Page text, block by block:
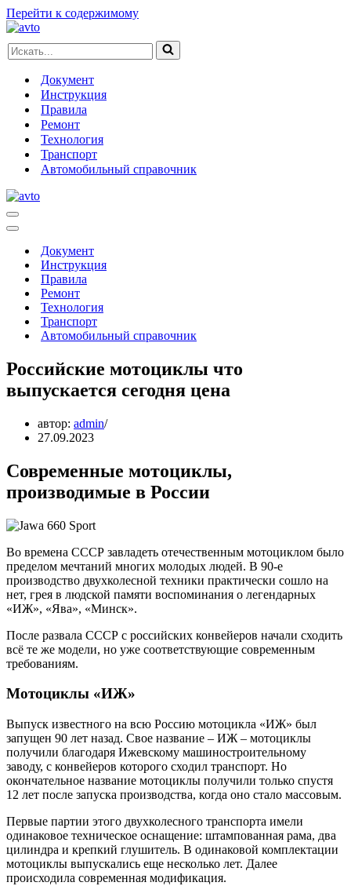
Перейти к содержимому
Искать...
Документ
Инструкция
Правила
Ремонт
Технология
Транспорт
Автомобильный справочник
Меню
навигации
Меню
навигацииДокумент
Инструкция
Правила
Ремонт
Технология
Транспорт
Автомобильный справочник
Российские мотоциклы что
выпускается сегодня цена
автор: admin
27.09.2023
Современные мотоциклы,
производимые в России
Во времена СССР завладеть отечественным мотоциклом было
пределом мечтаний многих молодых людей. В 90-е
производство двухколесной техники практически сошло на
нет, грея в людской памяти воспоминания о легендарных
«ИЖ», «Ява», «Минск».
После развала СССР с российских конвейеров начали сходить
всё те же модели, но уже соответствующие современным
требованиям.
Мотоциклы «ИЖ»
Выпуск известного на всю Россию мотоцикла «ИЖ» был
запущен 90 лет назад. Свое название – ИЖ – мотоциклы
получили благодаря Ижевскому машиностроительному
заводу, с конвейеров которого сходил транспорт. Но
окончательное название мотоциклы получили только спустя
12 лет после запуска производства, когда оно стало массовым.
Первые партии этого двухколесного транспорта имели
одинаковое техническое оснащение: штампованная рама, два
цилиндра и крепкий глушитель. В одинаковой комплектации
мотоциклы выпускались еще несколько лет. Далее
происходила современная модификация.